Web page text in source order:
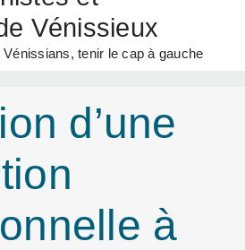
Vénissieux
tenir le cap à gauche
d’une
à